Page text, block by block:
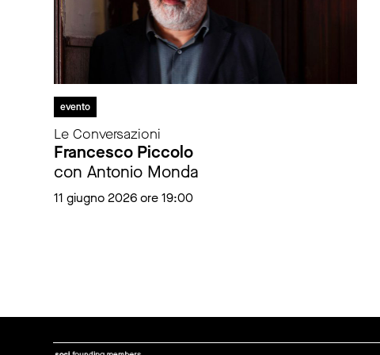
evento
Le Conversazioni
Francesco Piccolo
con Antonio Monda
11 giugno 2026 ore 19:00